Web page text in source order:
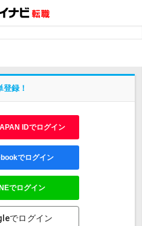
録！
IDでログイン
でログイン
でログイン
でログイン